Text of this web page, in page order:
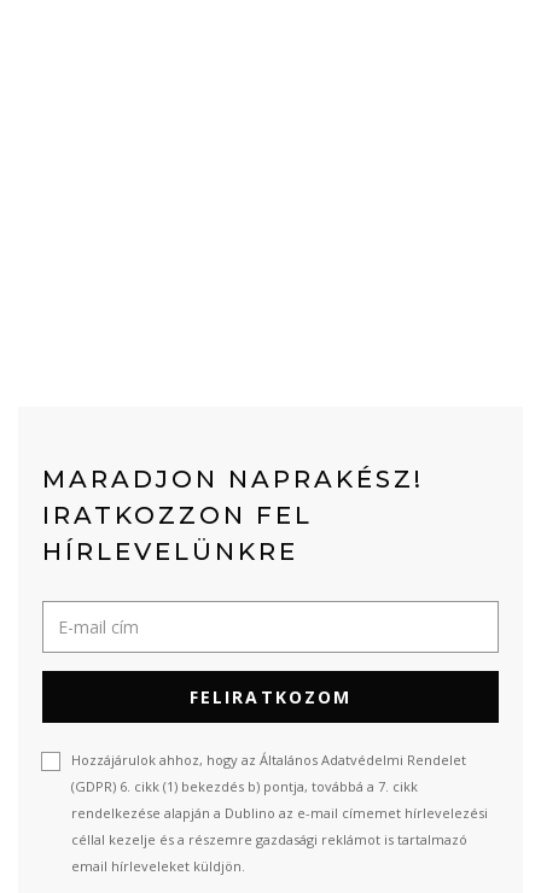
MARADJON NAPRAKÉSZ!
IRATKOZZON FEL
HÍRLEVELÜNKRE
FELIRATKOZOM
Hozzájárulok ahhoz, hogy az Általános Adatvédelmi Rendelet
(GDPR) 6. cikk (1) bekezdés b) pontja, továbbá a 7. cikk
rendelkezése alapján a Dublino az e-mail címemet hírlevelezési
céllal kezelje és a részemre gazdasági reklámot is tartalmazó
email hírleveleket küldjön.